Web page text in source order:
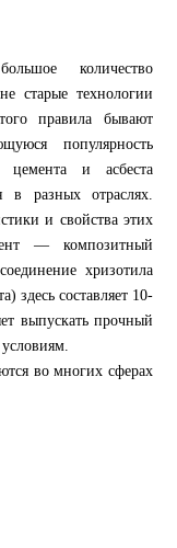
количество
старые технологии
правила бывают
популярность
и асбеста
разных отраслях.
и свойства этих
— композитный
хризотила
здесь составляет 10-
выпускать прочный
во многих сферах